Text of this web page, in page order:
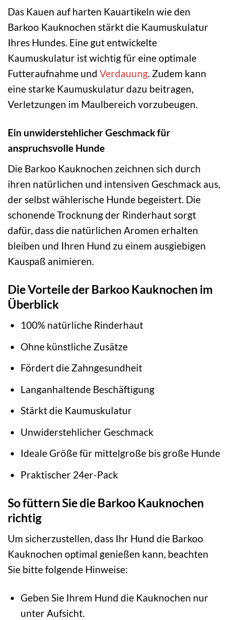
Das Kauen auf harten Kauartikeln wie den
Barkoo Kauknochen stärkt die Kaumuskulatur
Ihres Hundes. Eine gut entwickelte
Kaumuskulatur ist wichtig für eine optimale
Futteraufnahme und Verdauung. Zudem kann
eine starke Kaumuskulatur dazu beitragen,
Verletzungen im Maulbereich vorzubeugen.
Ein unwiderstehlicher Geschmack für
anspruchsvolle Hunde
Die Barkoo Kauknochen zeichnen sich durch
ihren natürlichen und intensiven Geschmack aus,
der selbst wählerische Hunde begeistert. Die
schonende Trocknung der Rinderhaut sorgt
dafür, dass die natürlichen Aromen erhalten
bleiben und Ihren Hund zu einem ausgiebigen
Kauspaß animieren.
Die Vorteile der Barkoo Kauknochen im
Überblick
100% natürliche Rinderhaut
Ohne künstliche Zusätze
Fördert die Zahngesundheit
Langanhaltende Beschäftigung
Stärkt die Kaumuskulatur
Unwiderstehlicher Geschmack
Ideale Größe für mittelgroße bis große Hunde
Praktischer 24er-Pack
So füttern Sie die Barkoo Kauknochen
richtig
Um sicherzustellen, dass Ihr Hund die Barkoo
Kauknochen optimal genießen kann, beachten
Sie bitte folgende Hinweise:
Geben Sie Ihrem Hund die Kauknochen nur
unter Aufsicht.